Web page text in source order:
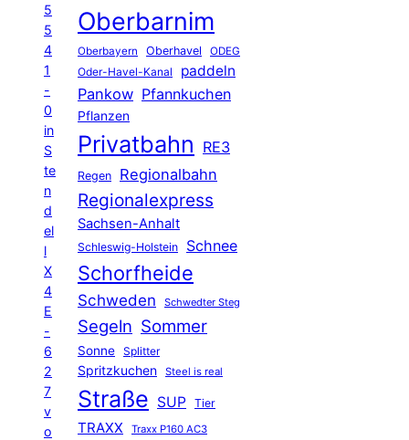
5
5
4
1
-
0
in
S
te
n
d
el
l
X
4
E
-
6
2
7
v
o
Oberbarnim
Oberbayern Oberhavel ODEG
Oder-Havel-Kanal paddeln
Pankow Pfannkuchen
Pflanzen
Privatbahn RE3
Regen Regionalbahn
Regionalexpress
Sachsen-Anhalt
Schleswig-Holstein Schnee
Schorfheide
Schweden Schwedter Steg
Segeln Sommer
Sonne Splitter
Spritzkuchen Steel is real
Straße SUP Tier
TRAXX Traxx P160 AC3